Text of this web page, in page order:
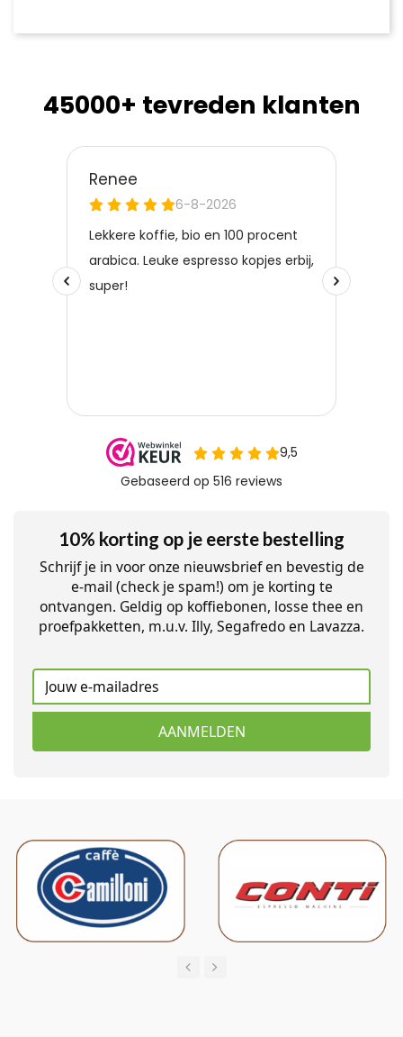
45000+ tevreden klanten
10% korting op je eerste bestelling
Schrijf je in voor onze nieuwsbrief en bevestig de
e-mail (check je spam!) om je korting te
ontvangen. Geldig op koffiebonen, losse thee en
proefpakketten, m.u.v. Illy, Segafredo en Lavazza.
AANMELDEN